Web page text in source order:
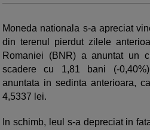
Moneda nationala s-a apreciat
din terenul pierdut zilele
Romaniei (BNR) a anuntat un
scadere cu 1,81 bani (-
anuntata in sedinta anterioara,
4,5337 lei.
In schimb, leul s-a depreciat in